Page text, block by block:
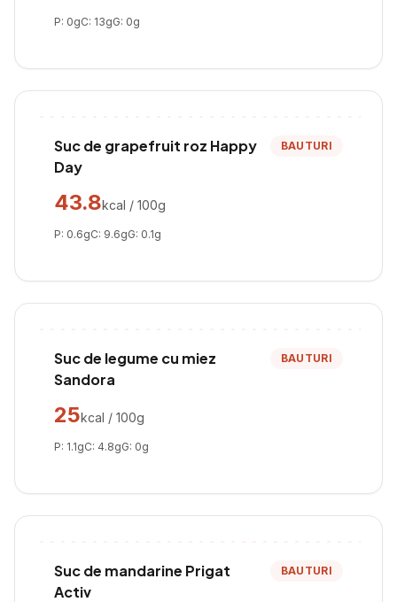
P: 0gC: 13gG: 0g
Suc de grapefruit roz Happy
Day
BAUTURI
43.8kcal / 100g
P: 0.6gC: 9.6gG: 0.1g
Suc de legume cu miez
Sandora
BAUTURI
25kcal / 100g
P: 1.1gC: 4.8gG: 0g
Suc de mandarine Prigat
Activ
BAUTURI